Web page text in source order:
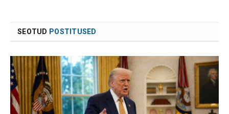
SEOTUD POSTITUSED